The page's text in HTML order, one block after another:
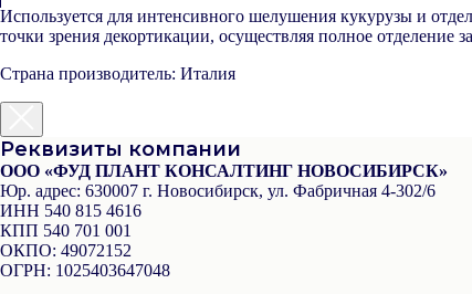
Используется для интенсивного шелушения кукурузы и
точки зрения декортикации, осуществляя полное отделение
Страна производитель: Италия
Реквизиты компании
ООО «ФУД ПЛАНТ КОНСАЛТИНГ НОВОСИБИРСК»
Юр. адрес: 630007 г. Новосибирск, ул. Фабричная 4-302/6
ИНН 540 815 4616
КПП 540 701 001
ОКПО: 49072152
ОГРН: 1025403647048